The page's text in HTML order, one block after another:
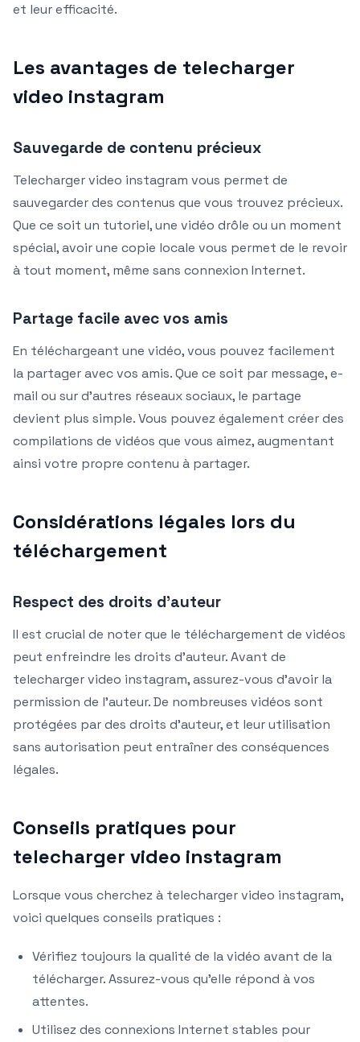
et leur efficacité.
Les avantages de telecharger
video instagram
Sauvegarde de contenu précieux
Telecharger video instagram vous permet de
sauvegarder des contenus que vous trouvez précieux.
Que ce soit un tutoriel, une vidéo drôle ou un moment
spécial, avoir une copie locale vous permet de le revoir
à tout moment, même sans connexion Internet.
Partage facile avec vos amis
En téléchargeant une vidéo, vous pouvez facilement
la partager avec vos amis. Que ce soit par message, e-
mail ou sur d’autres réseaux sociaux, le partage
devient plus simple. Vous pouvez également créer des
compilations de vidéos que vous aimez, augmentant
ainsi votre propre contenu à partager.
Considérations légales lors du
téléchargement
Respect des droits d’auteur
Il est crucial de noter que le téléchargement de vidéos
peut enfreindre les droits d’auteur. Avant de
telecharger video instagram, assurez-vous d’avoir la
permission de l’auteur. De nombreuses vidéos sont
protégées par des droits d’auteur, et leur utilisation
sans autorisation peut entraîner des conséquences
légales.
Conseils pratiques pour
telecharger video instagram
Lorsque vous cherchez à telecharger video instagram,
voici quelques conseils pratiques :
Vérifiez toujours la qualité de la vidéo avant de la
télécharger. Assurez-vous qu’elle répond à vos
attentes.
Utilisez des connexions Internet stables pour